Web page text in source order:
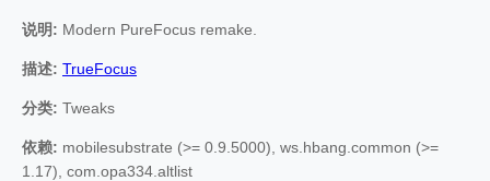
说明: Modern PureFocus remake.
描述: TrueFocus
分类: Tweaks
依赖: mobilesubstrate (>= 0.9.5000), ws.hbang.common (>=
1.17), com.opa334.altlist